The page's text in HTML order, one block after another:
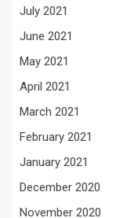
July 2021
June 2021
May 2021
April 2021
March 2021
February 2021
January 2021
December 2020
November 2020